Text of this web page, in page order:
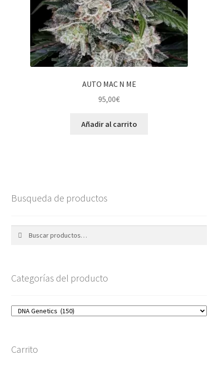
AUTO MAC N ME
95,00€
Añadir al carrito
Busqueda de productos
Categorías del producto
Carrito